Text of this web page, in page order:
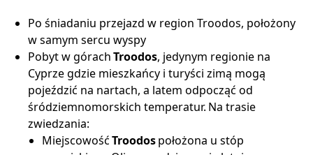
Po śniadaniu przejazd w region Troodos, położony
w samym sercu wyspy
Pobyt w górachTroodos, jedynym regionie na
Cyprze gdzie mieszkańcy i turyści zimą mogą
pojeździć na nartach, a latem odpocząć od
śródziemnomorskich temperatur. Na trasie
zwiedzania:
MiejscowośćTroodospołożona u stóp